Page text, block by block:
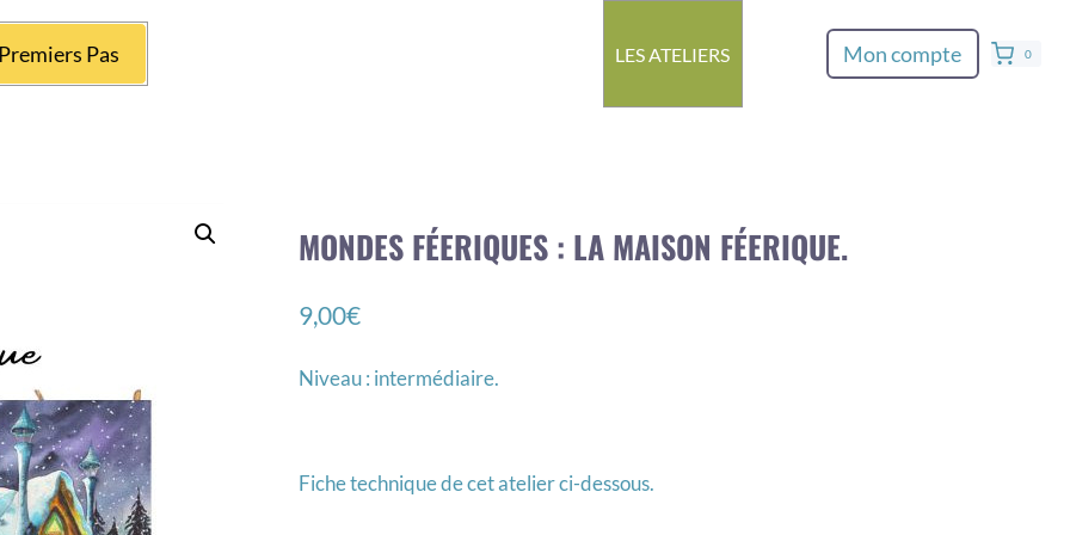
Premiers Pas LES ATELIERS Mon compte 0
MONDES FÉERIQUES : LA MAISON FÉERIQUE.
9,00€
Niveau : intermédiaire.
Fiche technique de cet atelier ci-dessous.